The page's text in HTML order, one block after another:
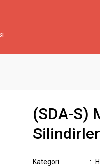
(SDA-S)
Silindirler
Kategori